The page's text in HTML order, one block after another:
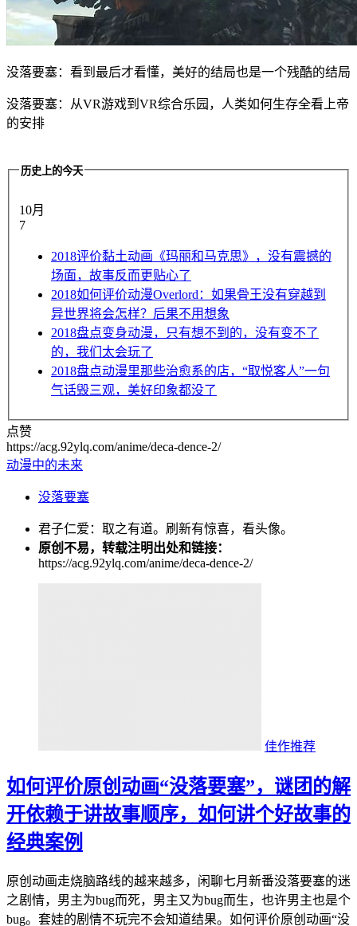
没落要塞：看到最后才看懂，美好的结局也是一个残酷的结局
没落要塞：从VR游戏到VR综合乐园，人类如何生存全看上帝
的安排
历史上的今天
10月
7
2018评价黏土动画《玛丽和马克思》，没有震撼的
场面，故事反而更贴心了
2018如何评价动漫Overlord：如果骨王没有穿越到
异世界将会怎样？后果不用想象
2018盘点变身动漫，只有想不到的，没有变不了
的，我们太会玩了
2018盘点动漫里那些治愈系的店，“取悦客人”一句
气话毁三观，美好印象都没了
点赞
https://acg.92ylq.com/anime/deca-dence-2/
动漫中的未来
没落要塞
君子仁爱：取之有道。刷新有惊喜，看头像。
原创不易，转载注明出处和链接：
https://acg.92ylq.com/anime/deca-dence-2/
佳作推荐
如何评价原创动画“没落要塞”，谜团的解
开依赖于讲故事顺序，如何讲个好故事的
经典案例
原创动画走烧脑路线的越来越多，闲聊七月新番没落要塞的迷
之剧情，男主为bug而死，男主又为bug而生，也许男主也是个
bug。套娃的剧情不玩完不会知道结果。如何评价原创动画“没